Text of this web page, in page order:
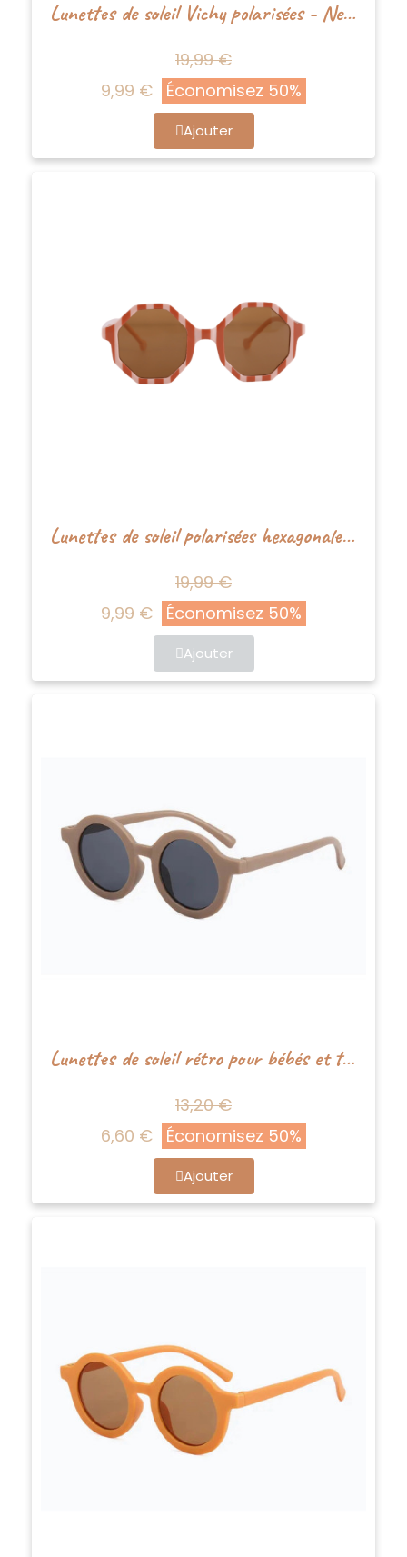
Lunettes de soleil Vichy polarisées - Nenina&Co
19,99 €
9,99 €
Économisez 50%
Ajouter
Lunettes de soleil polarisées hexagonales vintage durables de Nenina & Co
19,99 €
9,99 €
Économisez 50%
Ajouter
Lunettes de soleil rétro pour bébés et tout-petits - Tan - Boho+Babe
13,20 €
6,60 €
Économisez 50%
Ajouter